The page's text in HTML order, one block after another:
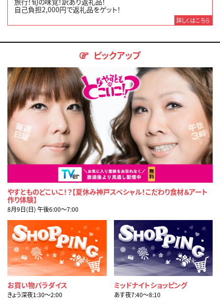
自己負担2,000円で返礼品をゲット！
詳しくはこちら
ピックアップ
やすとものどこいこ！？【夏休み神戸スペシャル！こだわり食材＆アート
作り体験】
8月9日(日) 午後6:00〜7:00
お買い物パラダイス
きょう深夜1:30〜2:00
ミッドナイトショッピング
あす夜7:40〜8:10